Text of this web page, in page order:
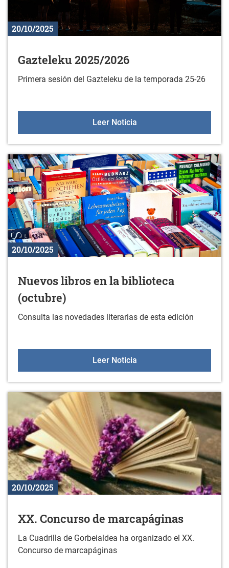
20/10/2025
Gazteleku 2025/2026
Primera sesión del Gazteleku de la temporada 25-26
Leer NoticiaGazteleku 2025/2026
20/10/2025
Nuevos libros en la biblioteca
(octubre)
Consulta las novedades literarias de esta edición
Leer NoticiaNuevos libros en la
20/10/2025
XX. Concurso de marcapáginas
La Cuadrilla de Gorbeialdea ha organizado el XX.
Concurso de marcapáginas